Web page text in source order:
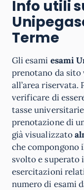
Info utili
Terme
Gli esami esami
prenotano da sito
all’area riservata.
verificare di
tasse
prenotazione di
già visualizzato
che compongono
svolto e superato
esercitazioni
numero di esami